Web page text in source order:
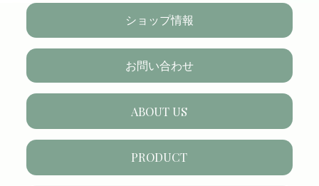
ショップ情報
お問い合わせ
ABOUT US
PRODUCT